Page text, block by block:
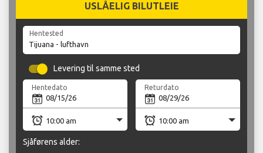
USLÅELIG BILUTLEIE
Hentested
Levering til samme sted
Hentedato Returdato
Sjåførens alder: